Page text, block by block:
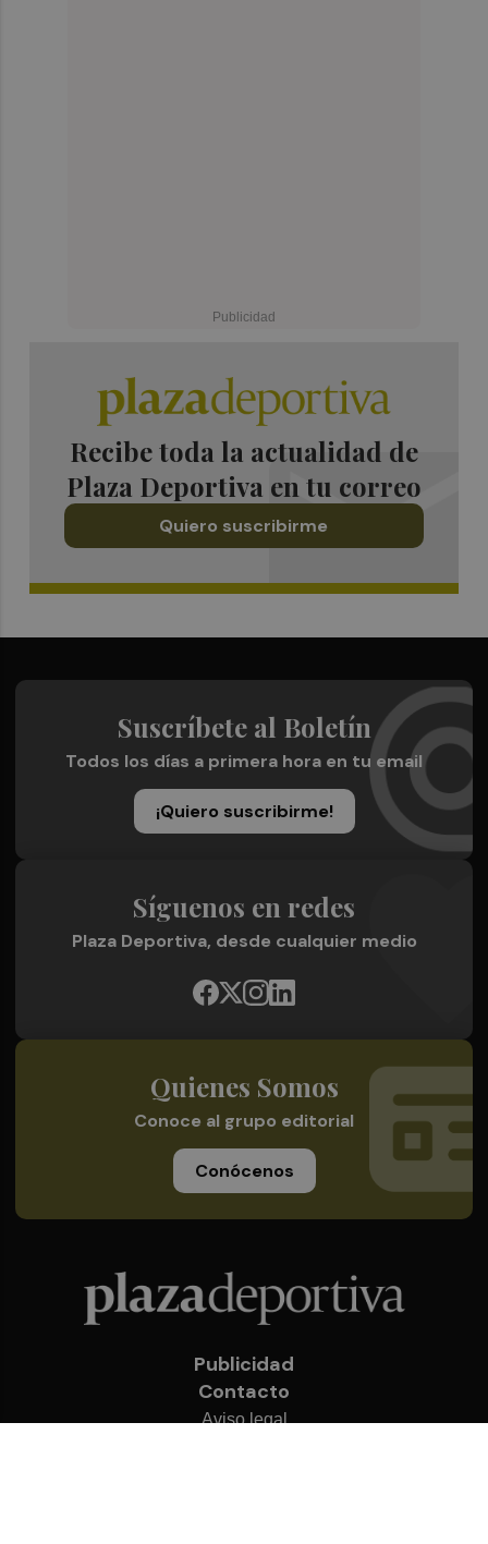
Recibe toda la actualidad de
Plaza Deportiva en tu correo
Quiero suscribirme
Suscríbete al Boletín
Todos los días a primera hora en tu email
¡Quiero suscribirme!
Síguenos en redes
Plaza Deportiva, desde cualquier medio
Quienes Somos
Conoce al grupo editorial
Conócenos
Publicidad
Contacto
Aviso legal